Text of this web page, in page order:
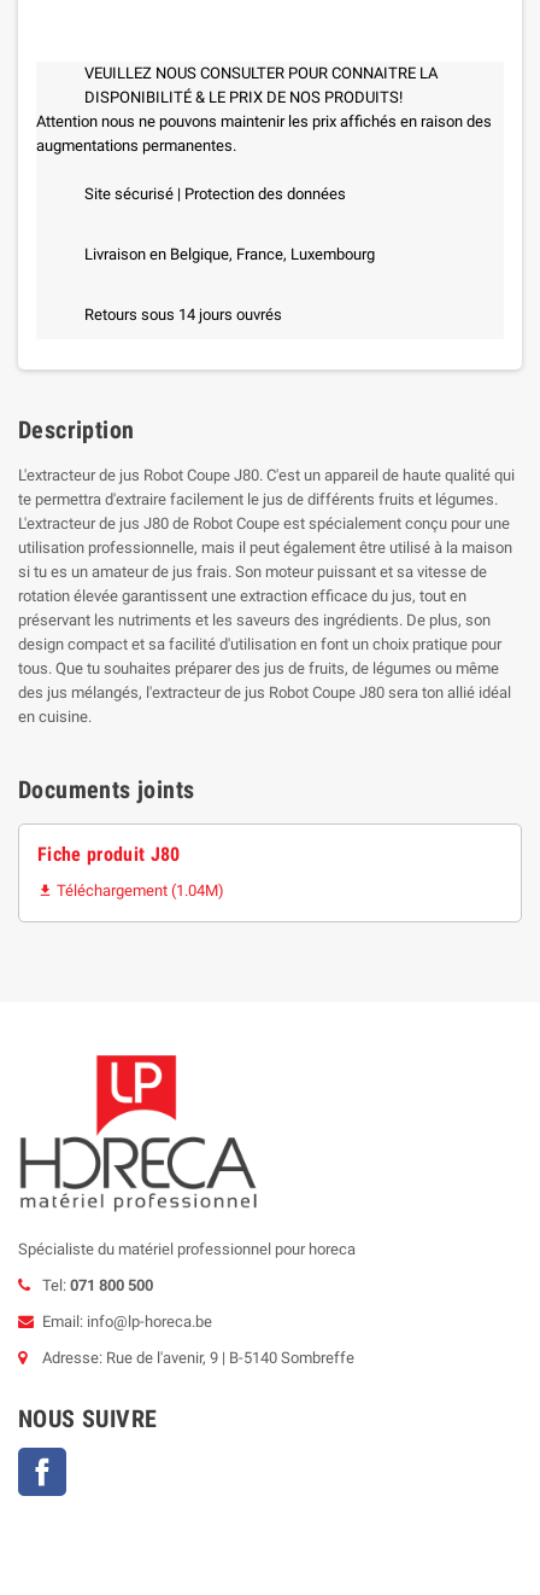
VEUILLEZ NOUS CONSULTER POUR CONNAITRE LA
DISPONIBILITÉ & LE PRIX DE NOS PRODUITS!
Attention nous ne pouvons maintenir les prix affichés en raison des
augmentations permanentes.
Site sécurisé | Protection des données
Livraison en Belgique, France, Luxembourg
Retours sous 14 jours ouvrés
Description
L'extracteur de jus Robot Coupe J80. C'est un appareil de haute qualité qui
te permettra d'extraire facilement le jus de différents fruits et légumes.
L'extracteur de jus J80 de Robot Coupe est spécialement conçu pour une
utilisation professionnelle, mais il peut également être utilisé à la maison
si tu es un amateur de jus frais. Son moteur puissant et sa vitesse de
rotation élevée garantissent une extraction efficace du jus, tout en
préservant les nutriments et les saveurs des ingrédients. De plus, son
design compact et sa facilité d'utilisation en font un choix pratique pour
tous. Que tu souhaites préparer des jus de fruits, de légumes ou même
des jus mélangés, l'extracteur de jus Robot Coupe J80 sera ton allié idéal
en cuisine.
Documents joints
Fiche produit J80
 Téléchargement (1.04M)
Spécialiste du matériel professionnel pour horeca
Tel: 071 800 500
Email: info@lp-horeca.be
Adresse: Rue de l'avenir, 9 | B-5140 Sombreffe
NOUS SUIVRE